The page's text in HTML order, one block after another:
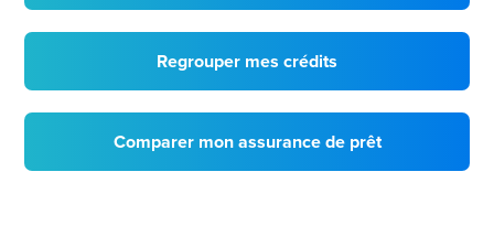
Regrouper mes crédits
Comparer mon assurance de prêt